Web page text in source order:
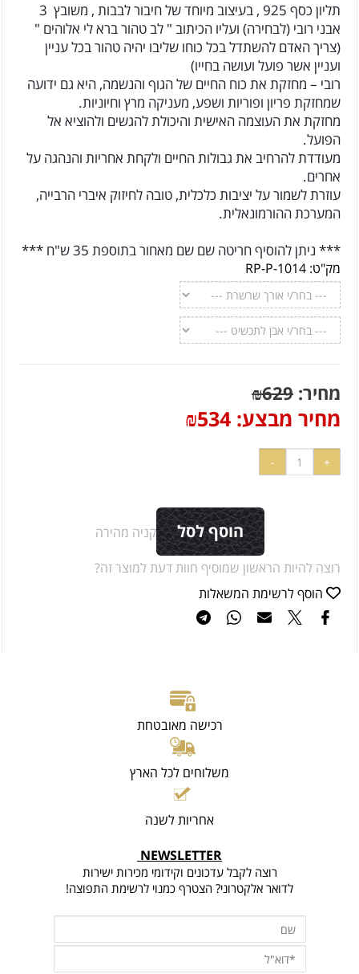
תליון כסף 925 , בעיצוב מיוחד של חיבור לבבות , משובץ 3
אבני רובי (לבחירה) ועליו הכיתוב " לב טהור ברא לי אלוהים "
(צריך האדם להשתדל בכל כוחו שליבו יהיה טהור בכל עניין
ועניין אשר פועל ועושה בחייו)
רובי – מחזקת את כוח החיים של הגוף והנשמה, היא גם ידועה
שמחזקת פריון ופוריות ושפע, מעניקה מרץ וחיוניות.
מחזקת את העוצמה האישית והיכולת להגשים ולהוציא אל
הפועל.
מעודדת להרחיב את גבולות החיים ולקחת אחריות והנהגה על
אחרים.
עוזרת לשמור על יציבות כלכלית, טובה לחיזוק איברי הרבייה,
המערכת ההורמונאלית.
*** ניתן להוסיף חריטה שם שם מאחור בתוספת 35 ש"ח ***
מק"ט: RP-P-1014
מחיר: ₪629
מחיר מבצע: ₪534
הוסף לסל
קניה מהירה
רוצה להיות הראשון שמוסיף חוות דעת למוצר זה?
הוסף לרשימת המשאלות
רכישה מאובטחת
משלוחים לכל הארץ
אחריות לשנה
NEWSLETTER
רוצה לקבל עדכונים וקידומי מכירות ישירות
לדואר אלקטרוני? הצטרף כמנוי לרשימת התפוצה!